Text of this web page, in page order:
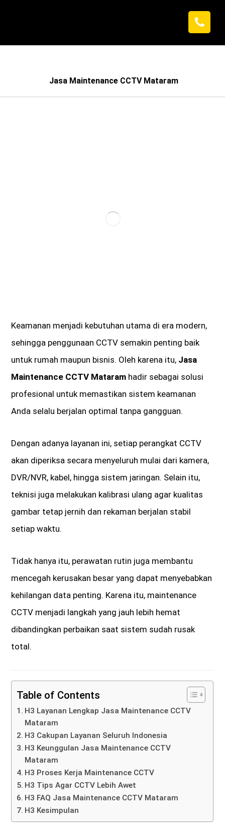
Jasa Maintenance CCTV Mataram
Keamanan menjadi kebutuhan utama di era modern,
sehingga penggunaan CCTV semakin penting baik
untuk rumah maupun bisnis. Oleh karena itu, Jasa
Maintenance CCTV Mataram hadir sebagai solusi
profesional untuk memastikan sistem keamanan
Anda selalu berjalan optimal tanpa gangguan.
Dengan adanya layanan ini, setiap perangkat CCTV
akan diperiksa secara menyeluruh mulai dari kamera,
DVR/NVR, kabel, hingga sistem jaringan. Selain itu,
teknisi juga melakukan kalibrasi ulang agar kualitas
gambar tetap jernih dan rekaman berjalan stabil
setiap waktu.
Tidak hanya itu, perawatan rutin juga membantu
mencegah kerusakan besar yang dapat menyebabkan
kehilangan data penting. Karena itu, maintenance
CCTV menjadi langkah yang jauh lebih hemat
dibandingkan perbaikan saat sistem sudah rusak
total.
Table of Contents
H3 Layanan Lengkap Jasa Maintenance CCTV
Mataram
H3 Cakupan Layanan Seluruh Indonesia
H3 Keunggulan Jasa Maintenance CCTV
Mataram
H3 Proses Kerja Maintenance CCTV
H3 Tips Agar CCTV Lebih Awet
H3 FAQ Jasa Maintenance CCTV Mataram
H3 Kesimpulan